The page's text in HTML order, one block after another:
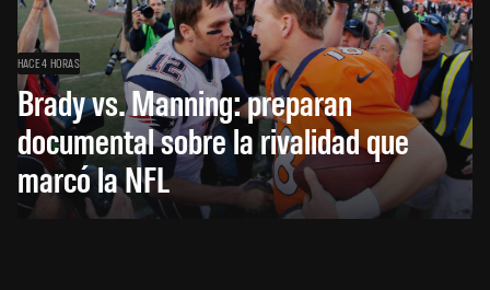
HACE 4 HORAS
Brady vs. Manning: preparan
documental sobre la rivalidad que
marcó la NFL